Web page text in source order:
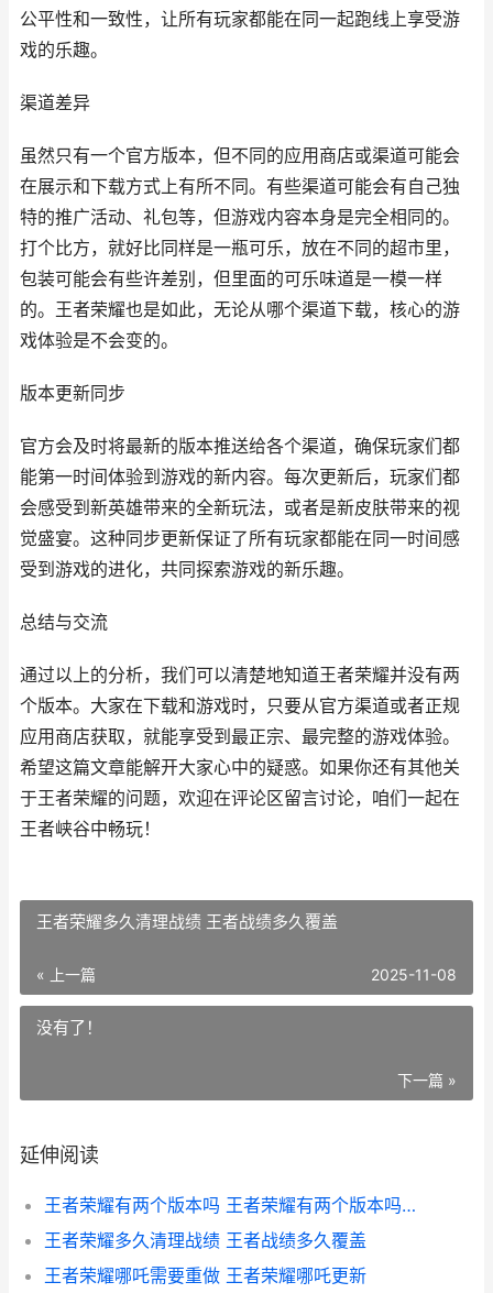
公平性和一致性，让所有玩家都能在同一起跑线上享受游
戏的乐趣。
渠道差异
虽然只有一个官方版本，但不同的应用商店或渠道可能会
在展示和下载方式上有所不同。有些渠道可能会有自己独
特的推广活动、礼包等，但游戏内容本身是完全相同的。
打个比方，就好比同样是一瓶可乐，放在不同的超市里，
包装可能会有些许差别，但里面的可乐味道是一模一样
的。王者荣耀也是如此，无论从哪个渠道下载，核心的游
戏体验是不会变的。
版本更新同步
官方会及时将最新的版本推送给各个渠道，确保玩家们都
能第一时间体验到游戏的新内容。每次更新后，玩家们都
会感受到新英雄带来的全新玩法，或者是新皮肤带来的视
觉盛宴。这种同步更新保证了所有玩家都能在同一时间感
受到游戏的进化，共同探索游戏的新乐趣。
总结与交流
通过以上的分析，我们可以清楚地知道王者荣耀并没有两
个版本。大家在下载和游戏时，只要从官方渠道或者正规
应用商店获取，就能享受到最正宗、最完整的游戏体验。
希望这篇文章能解开大家心中的疑惑。如果你还有其他关
于王者荣耀的问题，欢迎在评论区留言讨论，咱们一起在
王者峡谷中畅玩！
王者荣耀多久清理战绩 王者战绩多久覆盖
« 上一篇 2025-11-08
没有了！
下一篇 »
延伸阅读
王者荣耀有两个版本吗 王者荣耀有两个版本吗知乎
王者荣耀多久清理战绩 王者战绩多久覆盖
王者荣耀哪吒需要重做 王者荣耀哪吒更新